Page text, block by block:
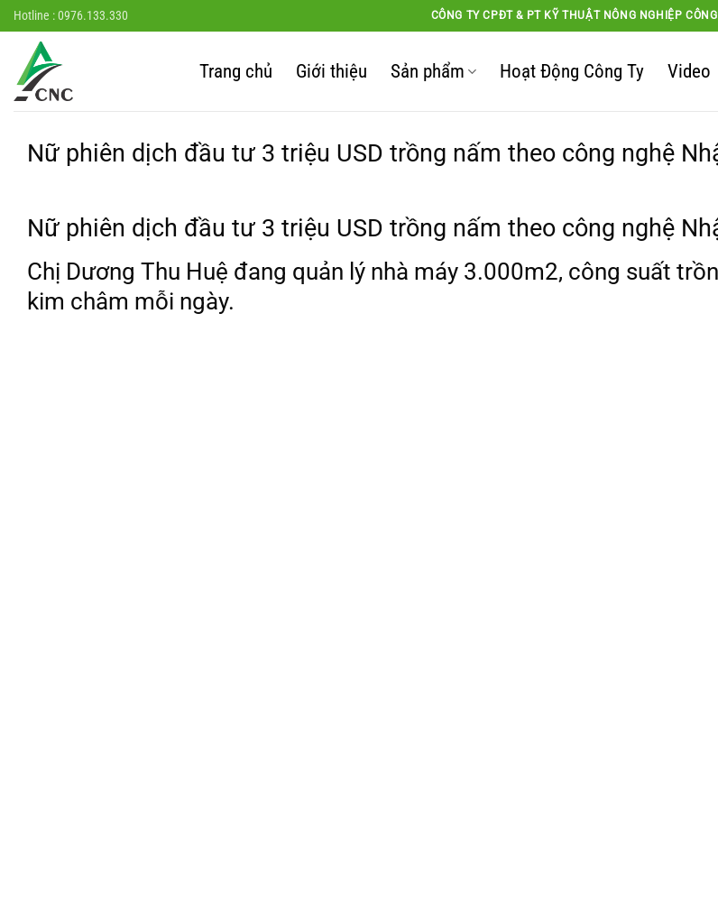
Chuyển
đến
dung
Hotline : 0976.133.330 CÔNG TY CPĐT & PT KỸ THUẬT NÔNG NGHIỆP
Trang chủ Giới thiệu Sản phẩm Hoạt Động Công Ty Video
Nữ phiên dịch đầu tư 3 triệu USD trồng nấm theo công nghệ
Nữ phiên dịch đầu tư 3 triệu USD trồng nấm theo công nghệ
Chị Dương Thu Huệ đang quản lý nhà máy 3.000m2, công suất
kim châm mỗi ngày.